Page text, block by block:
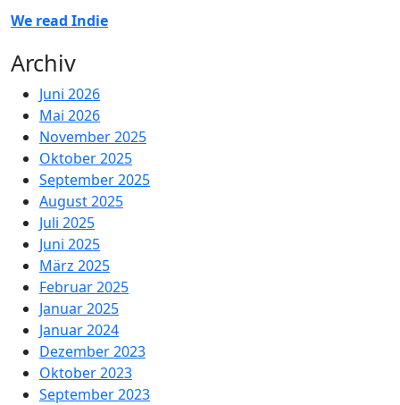
We read Indie
Archiv
Juni 2026
Mai 2026
November 2025
Oktober 2025
September 2025
August 2025
Juli 2025
Juni 2025
März 2025
Februar 2025
Januar 2025
Januar 2024
Dezember 2023
Oktober 2023
September 2023